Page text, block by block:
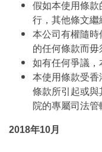
假如本使用條
行，其他條文繼
本公司有權隨
的任何條款而毋
如有任何爭議，
本使用條款受香
條款所引起或
院的專屬司法管
2018年10月